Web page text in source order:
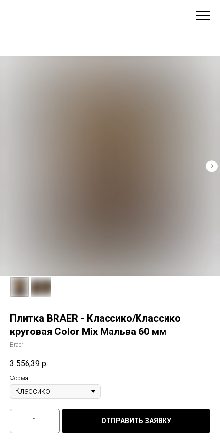
Плитка BRAER - Классико/Классико
круговая Color Mix Мальва 60 мм
Braer
3 556,39 р.
Формат
ОТПРАВИТЬ ЗАЯВКУ